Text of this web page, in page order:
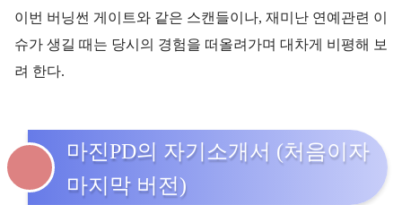
이번 버닝썬 게이트와 같은 스캔들이나, 재미난 연예관련 이
슈가 생길 때는 당시의 경험을 떠올려가며 대차게 비평해 보
려 한다.
마진PD의 자기소개서 (처음이자
마지막 버전)